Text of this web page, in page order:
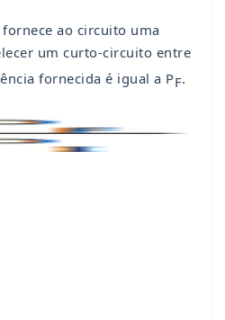
ao circuito uma
um curto-circuito entre
fornecida é igual a PF.